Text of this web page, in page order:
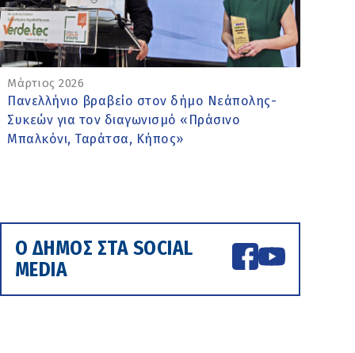
Μάρτιος 2026
Πανελλήνιο βραβείο στον δήμο Νεάπολης-
Συκεών για τον διαγωνισμό «Πράσινο
Μπαλκόνι, Ταράτσα, Κήπος»
Ο ΔΗΜΟΣ ΣΤΑ SOCIAL
MEDIA